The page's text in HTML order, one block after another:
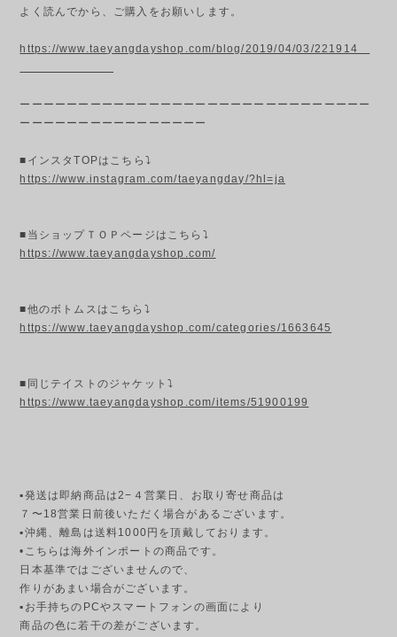
よく読んでから、ご購入をお願いします。
https://www.taeyangdayshop.com/blog/2019/04/03/221914
ーーーーーーーーーーーーーーーーーーーーーーーーーーーーーー
ーーーーーーーーーーーーーーーー
■インスタTOPはこちら⤵
https://www.instagram.com/taeyangday/?hl=ja
■当ショップＴＯＰページはこちら⤵
https://www.taeyangdayshop.com/
■他のボトムスはこちら⤵
https://www.taeyangdayshop.com/categories/1663645
■同じテイストのジャケット⤵
https://www.taeyangdayshop.com/items/51900199
▪発送は即納商品は2−４営業日、お取り寄せ商品は
７〜18営業日前後いただく場合があるございます。
▪︎沖縄、離島は送料1000円を頂戴しております。
•こちらは海外インポートの商品です。
日本基準ではございませんので、
作りがあまい場合がございます。
▪︎お手持ちのPCやスマートフォンの画面により
商品の色に若干の差がございます。